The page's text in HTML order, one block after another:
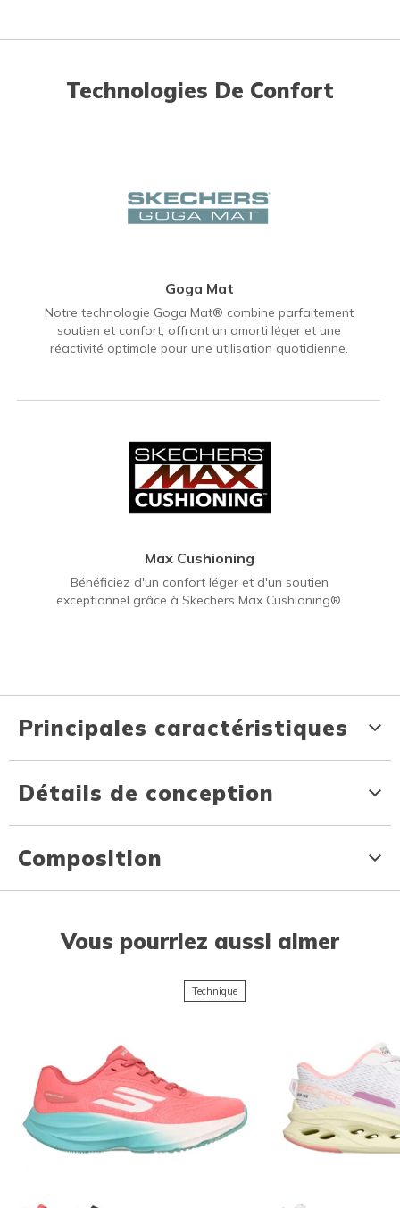
Technologies De Confort
Goga Mat
Notre technologie Goga Mat® combine parfaitement
soutien et confort, offrant un amorti léger et une
réactivité optimale pour une utilisation quotidienne.
Max Cushioning
Bénéficiez d'un confort léger et d'un soutien
exceptionnel grâce à Skechers Max Cushioning®.
Principales caractéristiques
Détails de conception
Composition
Vous pourriez aussi aimer
Technique